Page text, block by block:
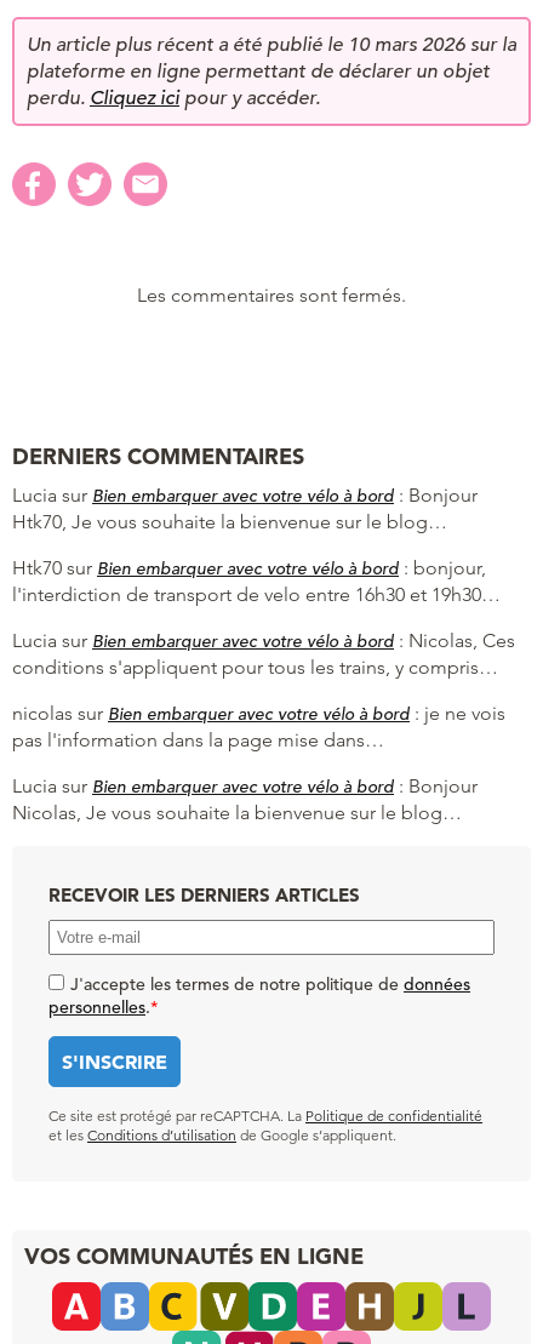
Un article plus récent a été publié le 10 mars 2026 sur la
plateforme en ligne permettant de déclarer un objet
perdu. Cliquez icipour y accéder.
Les commentaires sont fermés.
DERNIERS COMMENTAIRES
Lucia sur Bien embarquer avec votre vélo à bord : Bonjour
Htk70, Je vous souhaite la bienvenue sur le blog…
Htk70 sur Bien embarquer avec votre vélo à bord : bonjour,
l'interdiction de transport de velo entre 16h30 et 19h30…
Lucia sur Bien embarquer avec votre vélo à bord : Nicolas, Ces
conditions s'appliquent pour tous les trains, y compris…
nicolas sur Bien embarquer avec votre vélo à bord : je ne vois
pas l'information dans la page mise dans…
Lucia sur Bien embarquer avec votre vélo à bord : Bonjour
Nicolas, Je vous souhaite la bienvenue sur le blog…
RECEVOIR LES DERNIERS ARTICLES
J'accepte les termes de notre politique de données
personnelles.*
Ce site est protégé par reCAPTCHA. La Politique de confidentialité
et les Conditions d’utilisation de Google s’appliquent.
VOS COMMUNAUTÉS EN LIGNE